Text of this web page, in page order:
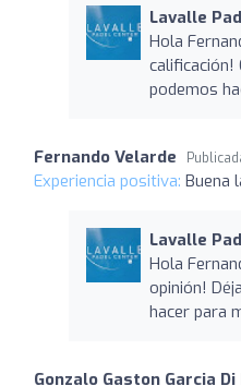
Lavalle
Hola
calificación!
podemos
Fernando Velarde
Experiencia positiva: Buena
Lavalle
Hola
opinión!
hacer para
Gonzalo Gaston Garcia Di